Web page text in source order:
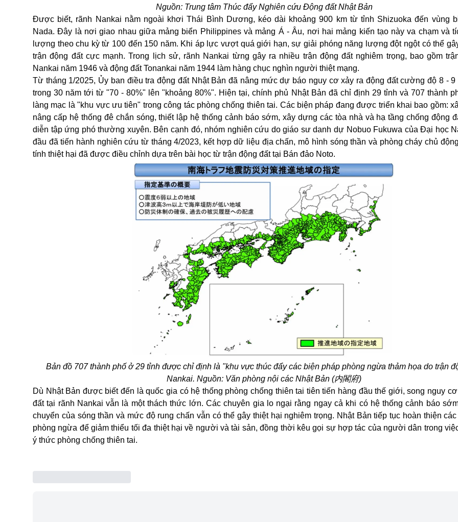
Nguồn: Trung tâm Thúc đẩy Nghiên cứu Động đất Nhật Bản
Được biết, rãnh Nankai nằm ngoài khơi Thái Bình Dương, kéo dài khoảng 900 km từ tỉnh Shizuoka đến vùng
Nada. Đây là nơi giao nhau giữa mảng biển Philippines và mảng Á - Âu, nơi hai mảng kiến tạo này va chạm và
lượng theo chu kỳ từ 100 đến 150 năm. Khi áp lực vượt quá giới hạn, sự giải phóng năng lượng đột ngột có thể
trận động đất cực mạnh. Trong lịch sử, rãnh Nankai từng gây ra nhiều trận động đất nghiêm trọng, bao gồm
Nankai năm 1946 và động đất Tonankai năm 1944 làm hàng chục nghìn người thiệt mạng.
Từ tháng 1/2025, Ủy ban điều tra động đất Nhật Bản đã nâng mức dự báo nguy cơ xảy ra động đất cường độ 8 - 9
trong 30 năm tới từ "70 - 80%" lên "khoảng 80%". Hiện tại, chính phủ Nhật Bản đã chỉ định 29 tỉnh và 707 thành
làng mạc là "khu vực ưu tiên" trong công tác phòng chống thiên tai. Các biện pháp đang được triển khai bao gồm:
nâng cấp hệ thống đê chắn sóng, thiết lập hệ thống cảnh báo sớm, xây dựng các tòa nhà và hạ tầng chống động
diễn tập ứng phó thường xuyên. Bên cạnh đó, nhóm nghiên cứu do giáo sư danh dự Nobuo Fukuwa của Đại học
đầu đã tiến hành nghiên cứu từ tháng 4/2023, kết hợp dữ liệu địa chấn, mô hình sóng thần và phòng cháy chủ
tính thiệt hại đã được điều chỉnh dựa trên bài học từ trận động đất tại Bán đảo Noto.
Bản đồ 707 thành phố ở 29 tỉnh được chỉ định là "khu vực thúc đẩy các biện pháp phòng ngừa thảm họa do trận
Nankai. Nguồn: Văn phòng nội các Nhật Bản (内閣府)
Dù Nhật Bản được biết đến là quốc gia có hệ thống phòng chống thiên tai tiên tiến hàng đầu thế giới, song nguy
đất tại rãnh Nankai vẫn là một thách thức lớn. Các chuyên gia lo ngại rằng ngay cả khi có hệ thống cảnh báo
chuyển của sóng thần và mức độ rung chấn vẫn có thể gây thiệt hại nghiêm trọng. Nhật Bản tiếp tục hoàn thiện
phòng ngừa để giảm thiểu tối đa thiệt hại về người và tài sản, đồng thời kêu gọi sự hợp tác của người dân trong
ý thức phòng chống thiên tai.